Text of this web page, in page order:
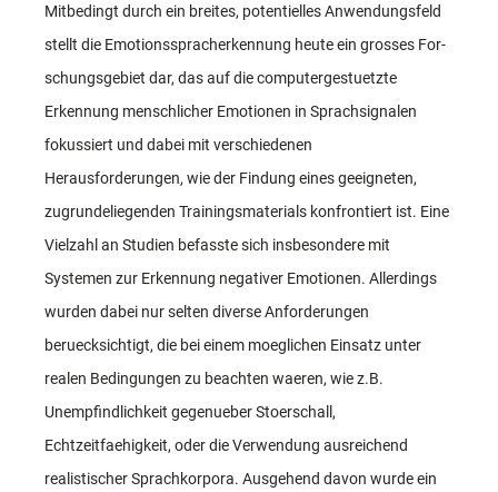
Mitbedingt durch ein breites, potentielles Anwendungsfeld
stellt die Emotionsspracherkennung heute ein grosses For-
schungsgebiet dar, das auf die computergestuetzte
Erkennung menschlicher Emotionen in Sprachsignalen
fokussiert und dabei mit verschiedenen
Herausforderungen, wie der Findung eines geeigneten,
zugrundeliegenden Trainingsmaterials konfrontiert ist. Eine
Vielzahl an Studien befasste sich insbesondere mit
Systemen zur Erkennung negativer Emotionen. Allerdings
wurden dabei nur selten diverse Anforderungen
beruecksichtigt, die bei einem moeglichen Einsatz unter
realen Bedingungen zu beachten waeren, wie z.B.
Unempfindlichkeit gegenueber Stoerschall,
Echtzeitfaehigkeit, oder die Verwendung ausreichend
realistischer Sprachkorpora. Ausgehend davon wurde ein